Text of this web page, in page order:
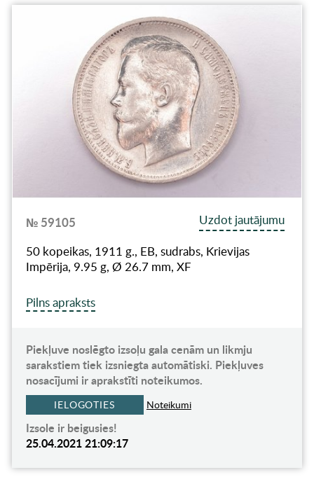
№ 59105
Uzdot jautājumu
50 kopeikas, 1911 g., EB, sudrabs, Krievijas
Impērija, 9.95 g, Ø 26.7 mm, XF
Pilns apraksts
Piekļuve noslēgto izsoļu gala cenām un likmju
sarakstiem tiek izsniegta automātiski. Piekļuves
nosacījumi ir aprakstīti noteikumos.
IELOGOTIES Noteikumi
Izsole ir beigusies!
25.04.2021 21:09:17